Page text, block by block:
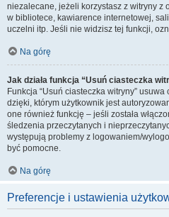
niezalecane, jeżeli korzystasz z witryny z
w bibliotece, kawiarence internetowej,
uczelni itp. Jeśli nie widzisz tej funkcji,
Na górę
Jak działa funkcja “Usuń ciasteczka
Funkcja “Usuń ciasteczka witryny”
dzięki, którym użytkownik jest
one również funkcję – jeśli została
śledzenia przeczytanych i
występują problemy z logowaniem/
być pomocne.
Na górę
Preferencje i ustawienia